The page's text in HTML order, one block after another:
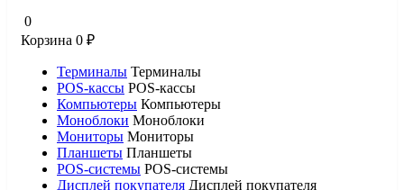
0
Корзина 0 ₽
Терминалы Терминалы
POS-кассы POS-кассы
Компьютеры Компьютеры
Моноблоки Моноблоки
Мониторы Мониторы
Планшеты Планшеты
POS-системы POS-системы
Дисплей покупателя Дисплей покупателя